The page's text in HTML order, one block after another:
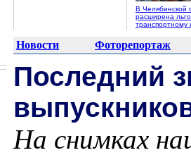
В Челябинской
расширена
транспортному
Новости Фоторепортаж
Последний
На снимках